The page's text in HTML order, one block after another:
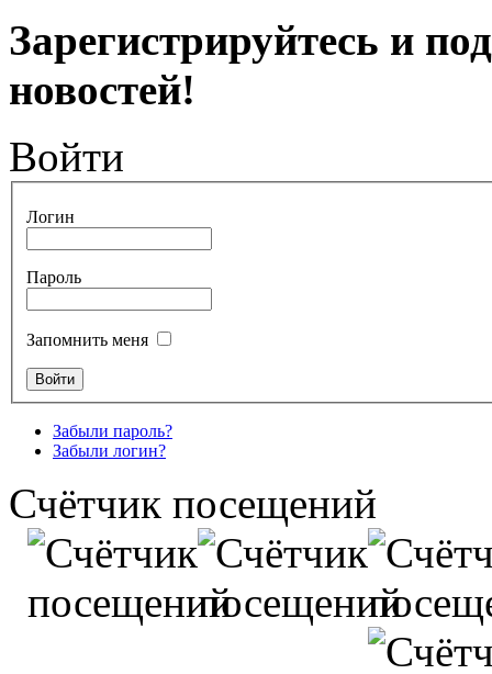
Зарегистрируйтесь и
новостей!
Войти
Логин
Пароль
Запомнить меня
Забыли пароль?
Забыли логин?
Счётчик посещений